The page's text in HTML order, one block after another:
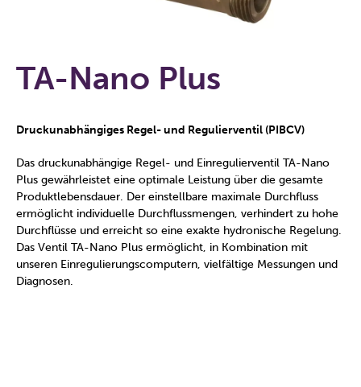
TA-Nano Plus
Druckunabhängiges Regel- und Regulierventil (PIBCV)
Das druckunabhängige Regel- und Einregulierventil TA-Nano
Plus gewährleistet eine optimale Leistung über die gesamte
Produktlebensdauer. Der einstellbare maximale Durchfluss
ermöglicht individuelle Durchflussmengen, verhindert zu hohe
Durchflüsse und erreicht so eine exakte hydronische Regelung.
Das Ventil TA-Nano Plus ermöglicht, in Kombination mit
unseren Einregulierungscomputern, vielfältige Messungen und
Diagnosen.